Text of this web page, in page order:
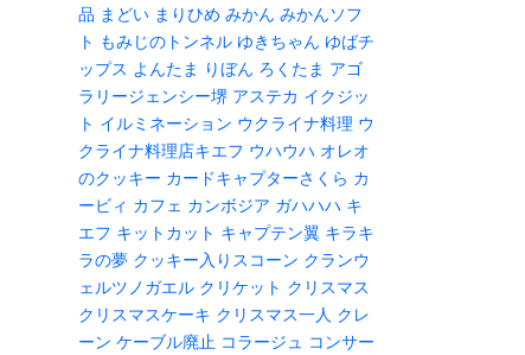
品 まどい まりひめ みかん みかんソフ
ト もみじのトンネル ゆきちゃん ゆばチ
ップス よんたま りぼん ろくたま アゴ
ラリージェンシー堺 アステカ イクジッ
ト イルミネーション ウクライナ料理 ウ
クライナ料理店キエフ ウハウハ オレオ
のクッキー カードキャプターさくら カ
ービィ カフェ カンボジア ガハハハ キ
エフ キットカット キャプテン翼 キラキ
ラの夢 クッキー入りスコーン クランウ
ェルツノガエル クリケット クリスマス
クリスマスケーキ クリスマス一人 クレ
ーン ケーブル廃止 コラージュ コンサー